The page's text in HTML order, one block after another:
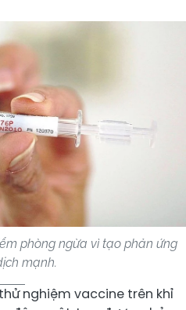
phòng ngừa vì tạo phản ứng
mạnh.
nghiệm vaccine trên khỉ